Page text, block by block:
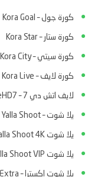
كورة جول – Kora Goal
كورة ستار – Kora Star
كورة سيتي – Kora City
كورة لايف – Kora Live
لايف اتش دي 7 – LiveHD7
يلا شوت – Yalla Shoot
يلا شوت 4K – Yalla Shoot 4K
يلا شوت VIP – Yalla Shoot VIP
يلا شوت اكسترا – Yalla Shoot Extra